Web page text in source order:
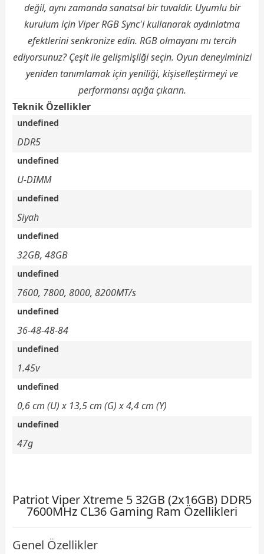
değil, aynı zamanda sanatsal bir tuvaldir. Uyumlu bir
kurulum için Viper RGB Sync'i kullanarak aydınlatma
efektlerini senkronize edin. RGB olmayanı mı tercih
ediyorsunuz? Çeşit ile gelişmişliği seçin. Oyun deneyiminizi
yeniden tanımlamak için yeniliği, kişiselleştirmeyi ve
performansı açığa çıkarın.
Teknik Özellikler
undefined
DDR5
undefined
U-DIMM
undefined
Siyah
undefined
32GB, 48GB
undefined
7600, 7800, 8000, 8200MT/s
undefined
36-48-48-84
undefined
1.45v
undefined
0,6 cm (U) x 13,5 cm (G) x 4,4 cm (Y)
undefined
47g
Patriot Viper Xtreme 5 32GB (2x16GB) DDR5
7600MHz CL36 Gaming Ram Özellikleri
Genel Özellikler